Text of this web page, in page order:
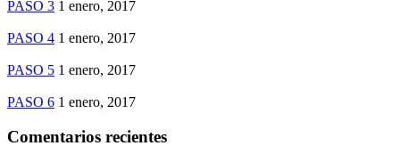
PASO 3 1 enero, 2017
PASO 4 1 enero, 2017
PASO 5 1 enero, 2017
PASO 6 1 enero, 2017
Comentarios recientes